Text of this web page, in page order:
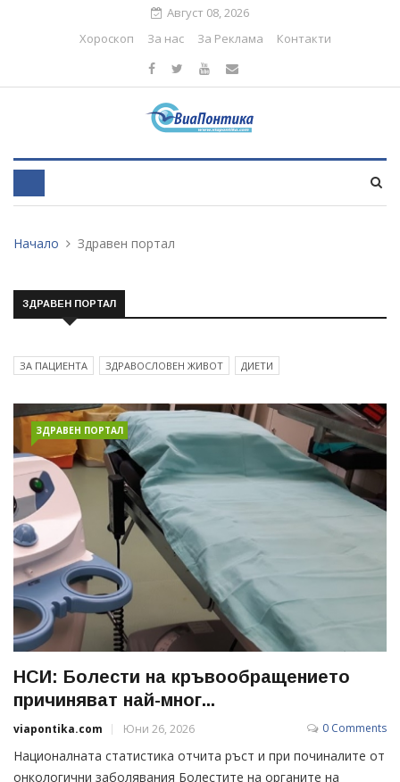
Август 08, 2026
Хороскоп
За нас За Реклама Контакти
Начало Здравен портал
ЗДРАВЕН ПОРТАЛ
ЗА ПАЦИЕНТА ЗДРАВОСЛОВЕН ЖИВОТ ДИЕТИ
ЗДРАВЕН ПОРТАЛ
НСИ: Болести на кръвообращението
причиняват най-мног...
viapontika.com Юни 26, 2026 0 Comments
Националната статистика отчита ръст и при починалите от
онкологични заболявания Болестите на органите на